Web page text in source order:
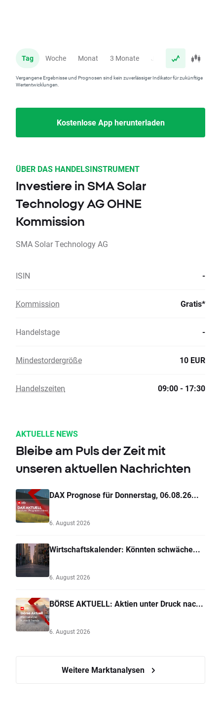
Tag Woche Monat 3 Monate Jahr
Vergangene Ergebnisse und Prognosen sind kein zuverlässiger Indikator für zukünftige
Wertentwicklungen.
Kostenlose App herunterladen
ÜBER DAS HANDELSINSTRUMENT
Investiere in SMA Solar
Technology AG OHNE
Kommission
SMA Solar Technology AG
ISIN -
Kommission Gratis*
Handelstage -
Mindestordergröße 10 EUR
Handelszeiten 09:00 - 17:30
AKTUELLE NEWS
Bleibe am Puls der Zeit mit
unseren aktuellen Nachrichten
DAX Prognose für Donnerstag, 06.08.26...
6. August 2026
Wirtschaftskalender: Könnten schwäche...
6. August 2026
BÖRSE AKTUELL: Aktien unter Druck nac...
6. August 2026
Weitere Marktanalysen